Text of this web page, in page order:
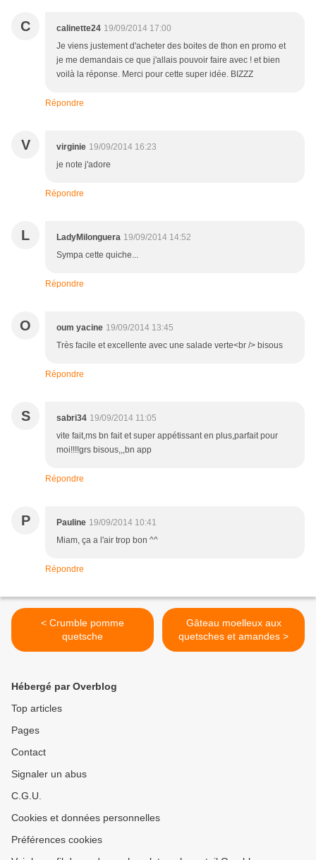
C calinette24 19/09/2014 17:00
Je viens justement d'acheter des boites de thon en promo et
je me demandais ce que j'allais pouvoir faire avec ! et bien
voilà la réponse. Merci pour cette super idée. BIZZZ
Répondre
V virginie 19/09/2014 16:23
je note j'adore
Répondre
L LadyMilonguera 19/09/2014 14:52
Sympa cette quiche...
Répondre
O oum yacine 19/09/2014 13:45
Très facile et excellente avec une salade verte<br /> bisous
Répondre
S sabri34 19/09/2014 11:05
vite fait,ms bn fait et super appétissant en plus,parfait pour
moi!!!!grs bisous,,,bn app
Répondre
P Pauline 19/09/2014 10:41
Miam, ça a l'air trop bon ^^
Répondre
< Crumble pomme
quetsche
Gâteau moelleux aux
quetsches et amandes >
Hébergé par Overblog
Top articles
Pages
Contact
Signaler un abus
C.G.U.
Cookies et données personnelles
Préférences cookies